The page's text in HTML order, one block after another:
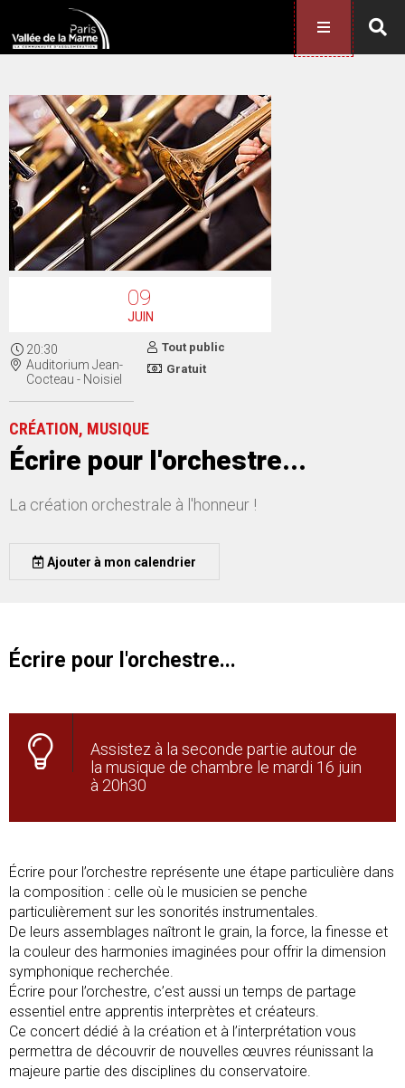
09
JUIN
20:30
Auditorium Jean-
Cocteau - Noisiel
Tout public
Gratuit
CRÉATION, MUSIQUE
Écrire pour l'orchestre...
La création orchestrale à l'honneur !
Ajouter à mon calendrier
Écrire pour l'orchestre...
Assistez à la seconde partie autour de
la musique de chambre le mardi 16 juin
à 20h30
Écrire pour l’orchestre représente une étape particulière dans
la composition : celle où le musicien se penche
particulièrement sur les sonorités instrumentales.
De leurs assemblages naîtront le grain, la force, la finesse et
la couleur des harmonies imaginées pour offrir la dimension
symphonique recherchée.
Écrire pour l’orchestre, c’est aussi un temps de partage
essentiel entre apprentis interprètes et créateurs.
Ce concert dédié à la création et à l’interprétation vous
permettra de découvrir de nouvelles œuvres réunissant la
majeure partie des disciplines du conservatoire.